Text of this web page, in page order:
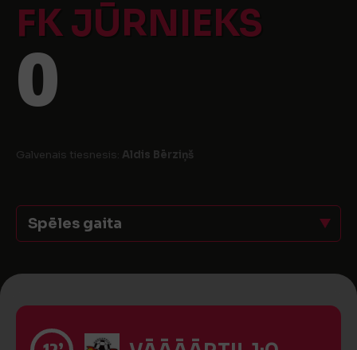
FK JŪRNIEKS
0
Galvenais tiesnesis: Aldis Bērziņš
Spēles gaita